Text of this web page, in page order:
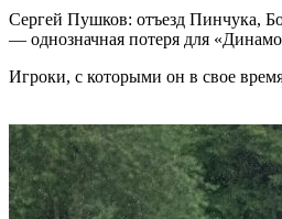
Сергей Пушков: отъезд Пинчука,
— однозначная потеря для
Игроки, с которыми он в свое